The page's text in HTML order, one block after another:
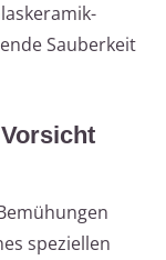
Sauberkeit
speziellen